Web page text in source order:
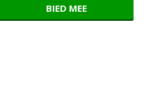
BIED MEE